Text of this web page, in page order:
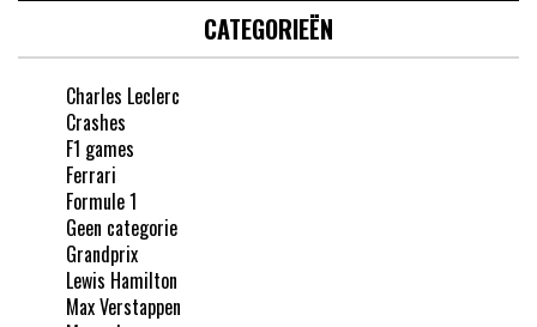
CATEGORIEËN
Charles Leclerc
Crashes
F1 games
Ferrari
Formule 1
Geen categorie
Grandprix
Lewis Hamilton
Max Verstappen